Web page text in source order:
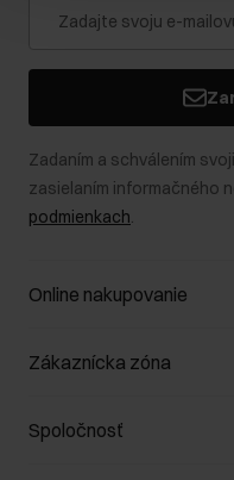
Zadaním a schválením
zasielaním informačného
podmienkach.
Online nakupovanie
Spravovať súbory cookie
Spôsob platby
Zákaznícka zóna
Zákazníky klub
Pravidlá propagácie
Spoločnosť